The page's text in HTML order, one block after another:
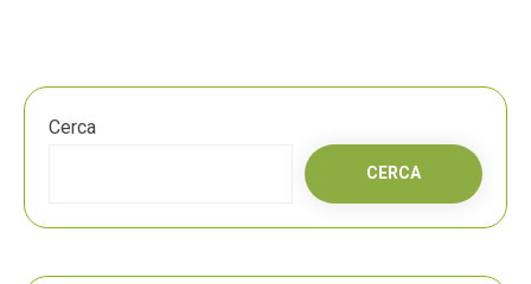
Cerca
CERCA